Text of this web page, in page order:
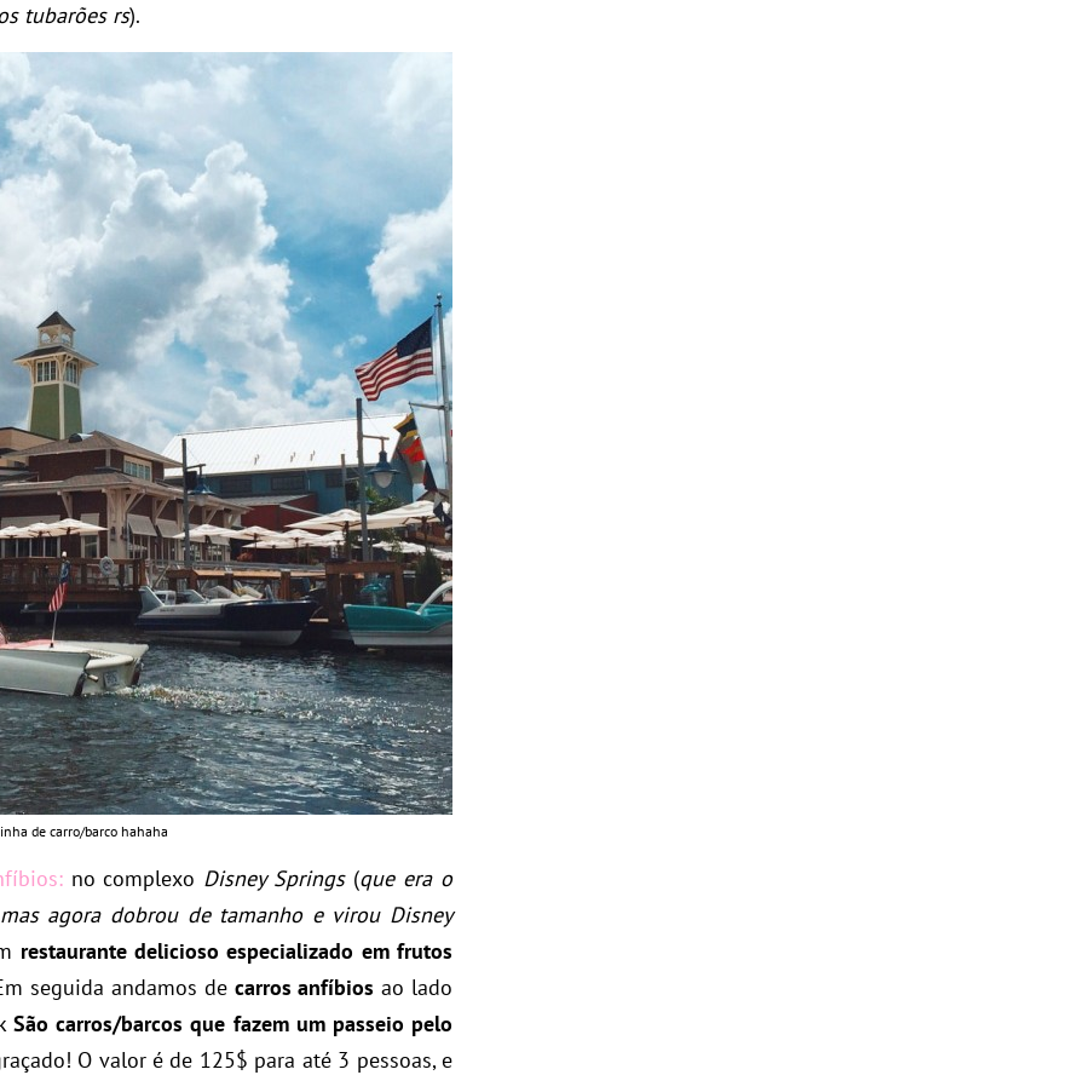
tubarões rs).
de carro/barco hahaha
no complexo Disney Springs(que era o
agora dobrou de tamanho e virou Disney
restaurante delicioso especializado em frutos
seguida andamos de carros anfíbios ao lado
São carros/barcos que fazem um passeio pelo
O valor é de 125$ para até 3 pessoas, e